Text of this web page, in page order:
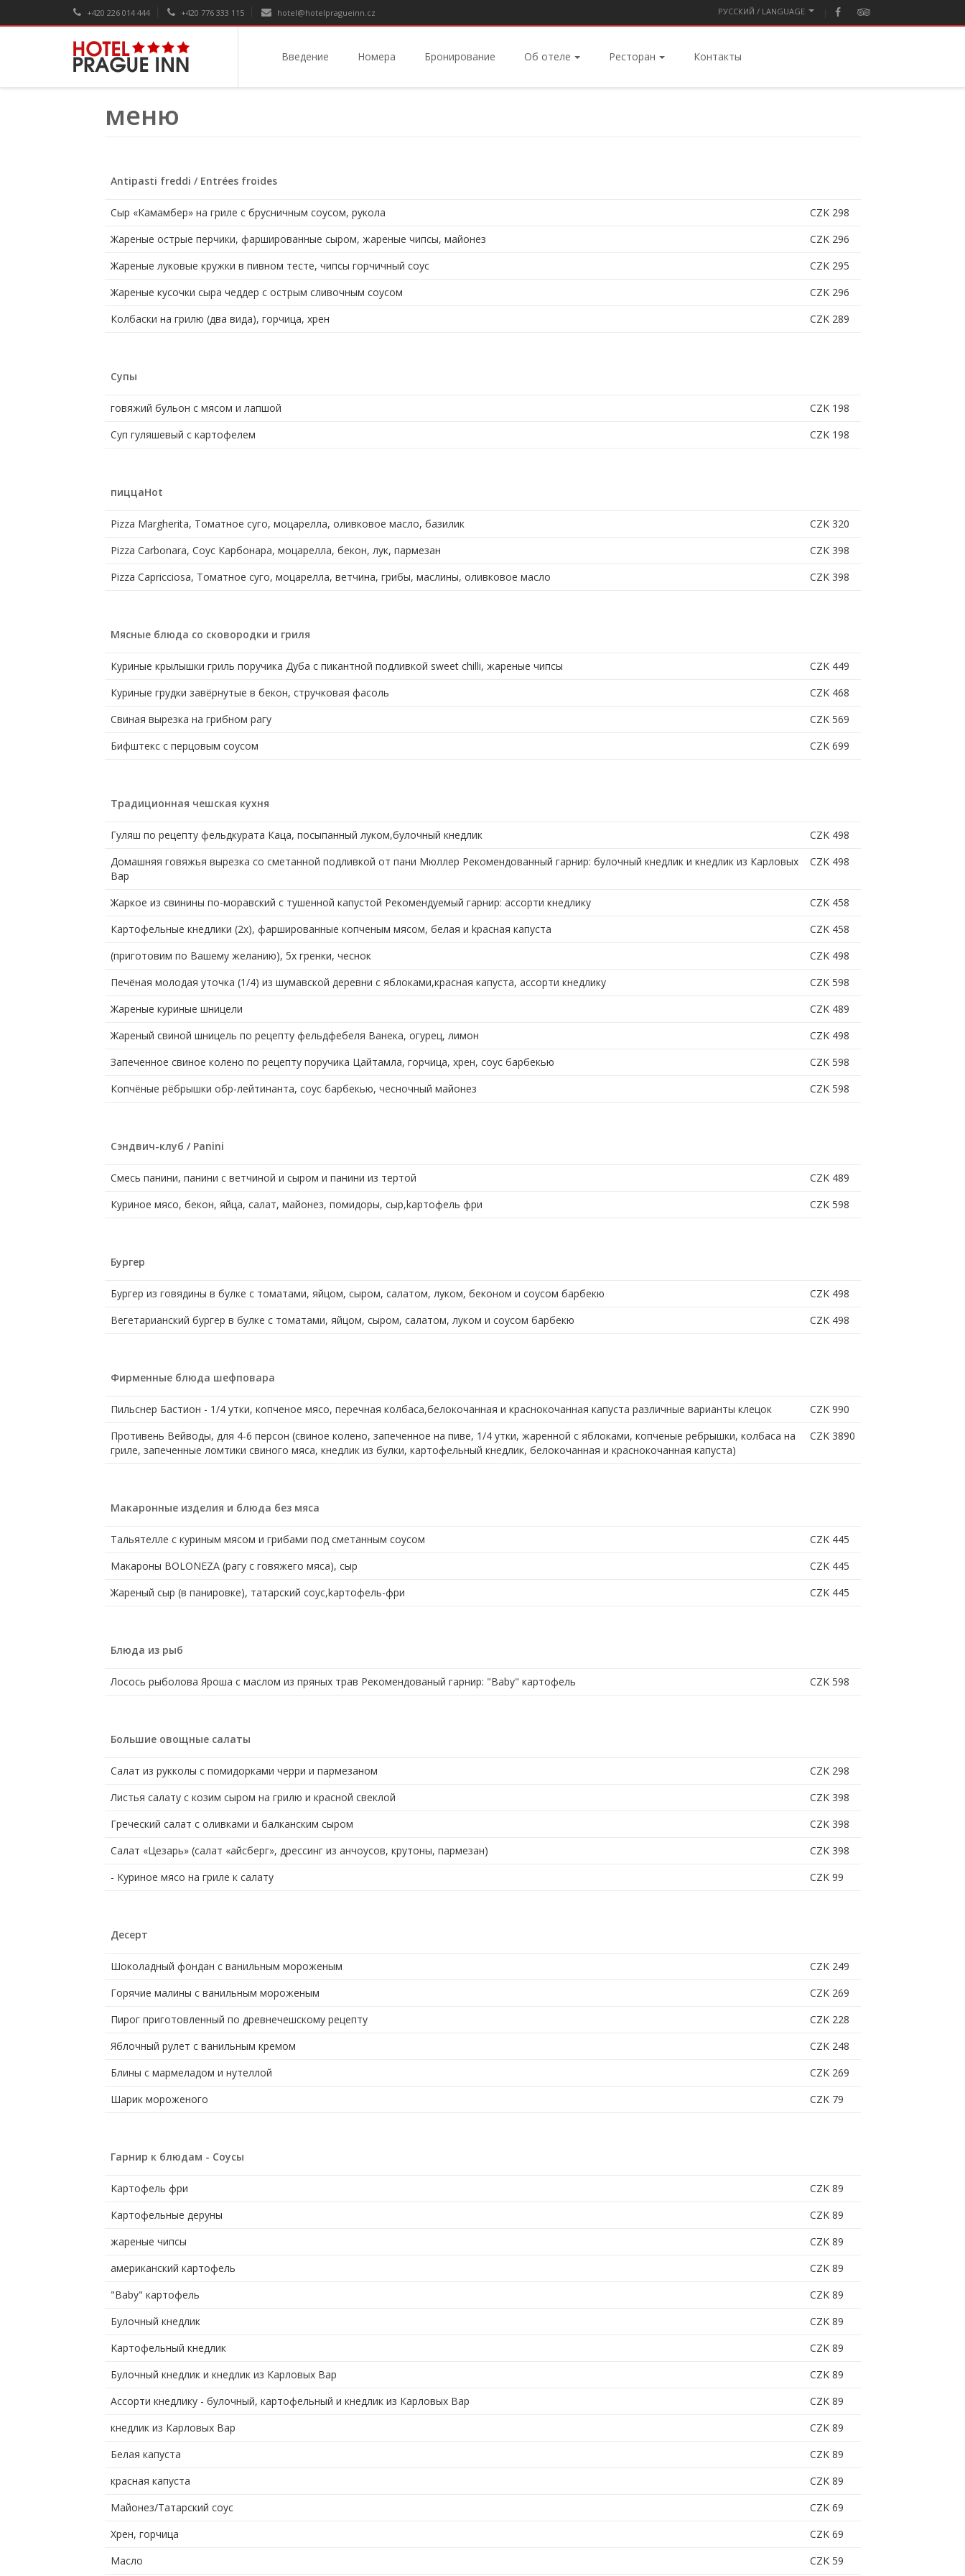
+420 226 014 444 +420 776 333 115 hotel@hotelpragueinn.cz PУССКИЙ / LANGUAGE
Введение Номера Бронирование Об отеле Ресторан Контакты
меню
Antipasti freddi / Entrées froides
Сыр «Камамбер» на гриле с брусничным соусом, рукола
CZK 298
Жареные острые перчики, фаршированные сыром, жареные чипсы, майонез
CZK 296
Жареные луковые кружки в пивном тесте, чипсы горчичный соус
CZK 295
Жареные кусочки сыра чеддер с острым сливочным соусом
CZK 296
Колбаски на грилю (два вида), горчица, хрен
CZK 289
Супы
говяжий бульон с мясом и лапшой
CZK 198
Суп гуляшевый с картофелем
CZK 198
пиццаHot
Pizza Margherita, Томатное суго, моцарелла, оливковое масло, базилик
CZK 320
Pizza Carbonara, Соус Карбонара, моцарелла, бекон, лук, пармезан
CZK 398
Pizza Capricciosa, Томатное суго, моцарелла, ветчина, грибы, маслины, оливковое масло
CZK 398
Мясные блюда со сковородки и гриля
Куриные крылышки гриль поручика Дуба с пикантной подливкой sweet chilli, жареные чипсы
CZK 449
Куриные грудки завёрнутые в бекон, cтручковая фасоль
CZK 468
Свиная вырезка на грибном рагу
CZK 569
Бифштекс с перцовым соусом
CZK 699
Традиционная чешская кухня
Гуляш по рецепту фельдкурата Каца, посыпанный луком,булочный кнедлик
CZK 498
Домашняя говяжья вырезка со сметанной подливкой от пани Мюллер Рекомендованный гарнир: булочный кнедлик и кнедлик из Карловых
Вар
CZK 498
Жаркое из свинины по-моравский с тушенной капустой Рекомендуемый гарнир: ассорти кнедлику
CZK 458
Картофельные кнедлики (2x), фаршированные копченым мясом, белая и kрасная капуста
CZK 458
(приготовим по Вашему желанию), 5х гренки, чеснок
CZK 498
Печёная молодая уточка (1/4) из шумавской деревни с яблоками,красная капуста, ассорти кнедлику
CZK 598
Жареные куриные шницели
CZK 489
Жареный свиной шницель по рецепту фельдфебеля Ванека, огурец, лимон
CZK 498
Запеченное свиное колено по рецепту поручика Цайтамла, горчица, хрен, соус барбекью
CZK 598
Копчёные рёбрышки обр-лейтинанта, соус барбекью, чесночный майонез
CZK 598
Сэндвич-клуб / Panini
Смесь панини, панини с ветчиной и сыром и панини из тертой
CZK 489
Куриное мясо, бекон, яйца, салат, майонез, помидоры, сыр,kартофель фри
CZK 598
Бургер
Бургер из говядины в булке с томатами, яйцом, сыром, салатом, луком, беконом и соусом барбекю
CZK 498
Вегетарианский бургер в булке с томатами, яйцом, сыром, салатом, луком и соусом барбекю
CZK 498
Фирменные блюда шефповара
Пильснер Бастион - 1/4 утки, копченое мясо, перечная колбаса,белокочанная и краснокочанная капуста различные варианты клецок
CZK 990
Противень Вейводы, для 4-6 персон (свиное колено, запеченное на пиве, 1/4 утки, жаренной с яблоками, копченые ребрышки, колбаса на
гриле, запеченные ломтики свиного мяса, кнедлик из булки, картофельный кнедлик, белокочанная и краснокочанная капуста)
CZK 3890
Макаронные изделия и блюда без мяса
Тальятелле с куриным мясом и грибами под сметанным соусом
CZK 445
Макароны BOLONEZA (рагу с говяжего мяса), сыр
CZK 445
Жареный сыр (в панировке), татарский соус,kартофель-фри
CZK 445
Блюда из рыб
Лосось рыболова Яроша с маслом из пряных трав Рекомендованый гарнир: "Baby" картофель CZK 598
Большие овощные салаты
Салат из рукколы с помидорками черри и пармезаном
CZK 298
Листья салату с козим сыром на грилю и красной свеклой
CZK 398
Греческий салат с оливками и балканским сыром
CZK 398
Салат «Цезарь» (салат «айсберг», дрессинг из анчоусов, крутоны, пармезан)
CZK 398
- Куриное мясо на гриле к салату
CZK 99
Десерт
Шоколадный фондан с ванильным мороженым
CZK 249
Горячие малины с ванильным мороженым
CZK 269
Пирог приготовленный по древнечешскому рецепту
CZK 228
Яблочный рулет с ванильным кремом
CZK 248
Блины с мармеладом и нутеллой
CZK 269
Шарик мороженого
CZK 79
Гарнир к блюдам - Соусы
Kартофель фри
CZK 89
Картофельные деруны
CZK 89
жареные чипсы
CZK 89
американский картофель
CZK 89
"Baby" картофель
CZK 89
Булочный кнедлик
CZK 89
Kартофельный кнедлик
CZK 89
Булочный кнедлик и кнедлик из Карловых Вар
CZK 89
Ассорти кнедлику - булочный, картофельный и кнедлик из Карловых Вар
CZK 89
кнедлик из Карловых Вар
CZK 89
Белая капуста
CZK 89
красная капуста
CZK 89
Майонез/Татарский соус
CZK 69
Хрен, горчица
CZK 69
Mасло
CZK 59